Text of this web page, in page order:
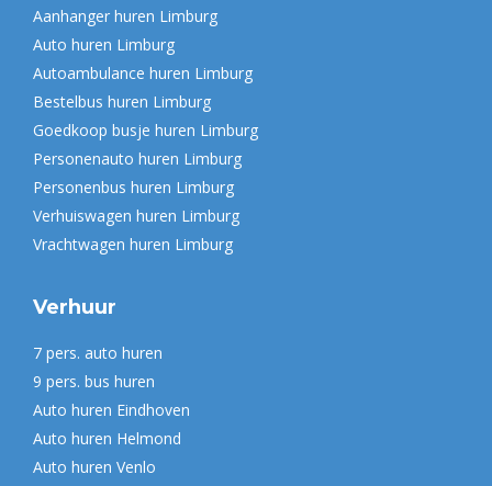
Aanhanger huren Limburg
Auto huren Limburg
Autoambulance huren Limburg
Bestelbus huren Limburg
Goedkoop busje huren Limburg
Personenauto huren Limburg
Personenbus huren Limburg
Verhuiswagen huren Limburg
Vrachtwagen huren Limburg
Verhuur
7 pers. auto huren
9 pers. bus huren
Auto huren Eindhoven
Auto huren Helmond
Auto huren Venlo